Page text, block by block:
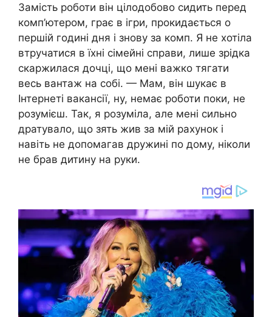
Замість роботи він цілодобово сидить перед
комп’ютером, грає в ігри, прокидається о
першій годині дня і знову за комп. Я не хотіла
втручатися в їхні сімейні справи, лише зрідка
скаржилася дочці, що мені важко тягати
весь вантаж на собі. — Мам, він шукає в
Інтернеті вакансії, ну, немає роботи поки, не
розумієш. Так, я розуміла, але мені сильно
дратувало, що зять жив за мій рахунок і
навіть не допомагав дружині по дому, ніколи
не брав дитину на руки.